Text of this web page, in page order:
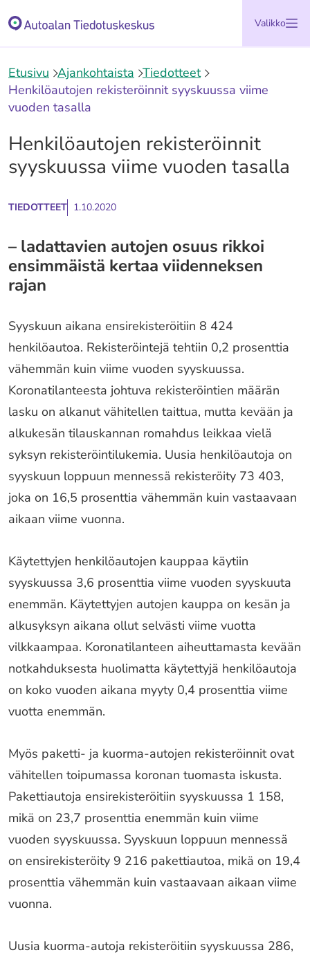
sisältöön
Etusivu Valikko
Etusivu Ajankohtaista Tiedotteet
Henkilöautojen rekisteröinnit syyskuussa viime
vuoden tasalla
Henkilöautojen rekisteröinnit
syyskuussa viime vuoden tasalla
TIEDOTTEET 1.10.2020
– ladattavien autojen osuus rikkoi
ensimmäistä kertaa viidenneksen
rajan
Syyskuun aikana ensirekisteröitiin 8 424
henkilöautoa. Rekisteröintejä tehtiin 0,2 prosenttia
vähemmän kuin viime vuoden syyskuussa.
Koronatilanteesta johtuva rekisteröintien määrän
lasku on alkanut vähitellen taittua, mutta kevään ja
alkukesän tilauskannan romahdus leikkaa vielä
syksyn rekisteröintilukemia. Uusia henkilöautoja on
syyskuun loppuun mennessä rekisteröity 73 403,
joka on 16,5 prosenttia vähemmän kuin vastaavaan
aikaan viime vuonna.
Käytettyjen henkilöautojen kauppaa käytiin
syyskuussa 3,6 prosenttia viime vuoden syyskuuta
enemmän. Käytettyjen autojen kauppa on kesän ja
alkusyksyn aikana ollut selvästi viime vuotta
vilkkaampaa. Koronatilanteen aiheuttamasta kevään
notkahduksesta huolimatta käytettyjä henkilöautoja
on koko vuoden aikana myyty 0,4 prosenttia viime
vuotta enemmän.
Myös paketti- ja kuorma-autojen rekisteröinnit ovat
vähitellen toipumassa koronan tuomasta iskusta.
Pakettiautoja ensirekisteröitiin syyskuussa 1 158,
mikä on 23,7 prosenttia enemmän kuin viime
vuoden syyskuussa. Syyskuun loppuun mennessä
on ensirekisteröity 9 216 pakettiautoa, mikä on 19,4
prosenttia vähemmän kuin vastaavaan aikaan viime
vuonna.
Uusia kuorma-autoja rekisteröitiin syyskuussa 286,